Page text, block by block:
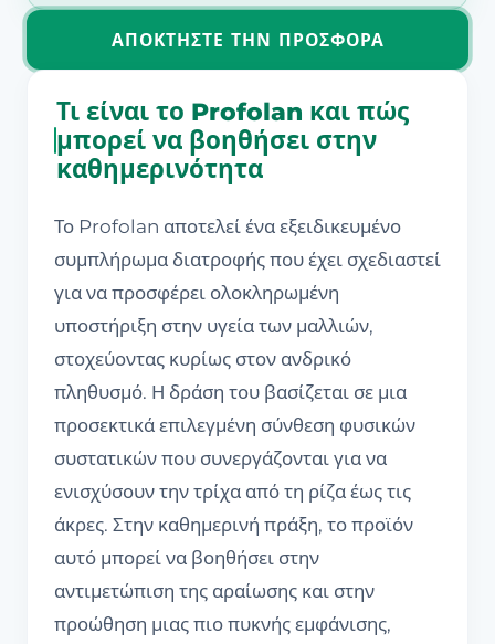
ΑΠΟΚΤΉΣΤΕ ΤΗΝ ΠΡΟΣΦΟΡΆ
Τι είναι το Profolan και πώς
μπορεί να βοηθήσει στην
καθημερινότητα
Το Profolan αποτελεί ένα εξειδικευμένο
συμπλήρωμα διατροφής που έχει σχεδιαστεί
για να προσφέρει ολοκληρωμένη
υποστήριξη στην υγεία των μαλλιών,
στοχεύοντας κυρίως στον ανδρικό
πληθυσμό. Η δράση του βασίζεται σε μια
προσεκτικά επιλεγμένη σύνθεση φυσικών
συστατικών που συνεργάζονται για να
ενισχύσουν την τρίχα από τη ρίζα έως τις
άκρες. Στην καθημερινή πράξη, το προϊόν
αυτό μπορεί να βοηθήσει στην
αντιμετώπιση της αραίωσης και στην
προώθηση μιας πιο πυκνής εμφάνισης,